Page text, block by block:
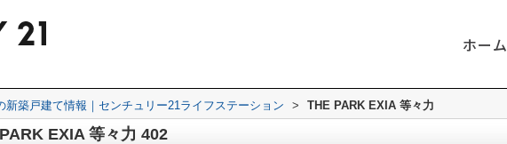
ホーム
新築戸建て情報｜センチュリー21ライフステーション > THE PARK EXIA 等々力
EXIA 等々力 402